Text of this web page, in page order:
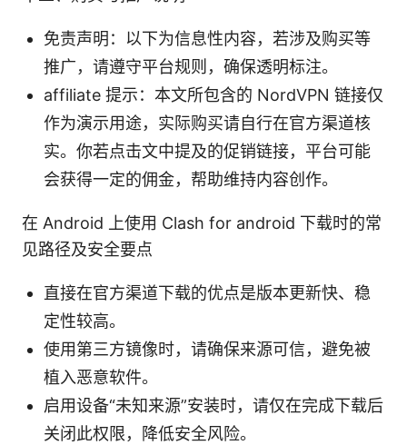
免责声明：以下为信息性内容，若涉及购买等
推广，请遵守平台规则，确保透明标注。
affiliate 提示：本文所包含的 NordVPN 链接仅
作为演示用途，实际购买请自行在官方渠道核
实。你若点击文中提及的促销链接，平台可能
会获得一定的佣金，帮助维持内容创作。
在 Android 上使用 Clash for android 下载时的常
见路径及安全要点
直接在官方渠道下载的优点是版本更新快、稳
定性较高。
使用第三方镜像时，请确保来源可信，避免被
植入恶意软件。
启用设备“未知来源”安装时，请仅在完成下载后
关闭此权限，降低安全风险。